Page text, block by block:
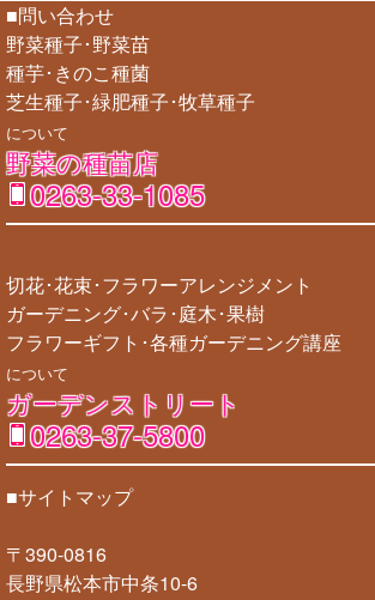
■問い合わせ
野菜種子･野菜苗
種芋･きのこ種菌
芝生種子･緑肥種子･牧草種子
について
野菜の種苗店
0263-33-1085
切花･花束･フラワーアレンジメント
ガーデニング･バラ･庭木･果樹
フラワーギフト･各種ガーデニング講座
について
ガーデンストリート
0263-37-5800
■サイトマップ
〒390-0816
長野県松本市中条10-6